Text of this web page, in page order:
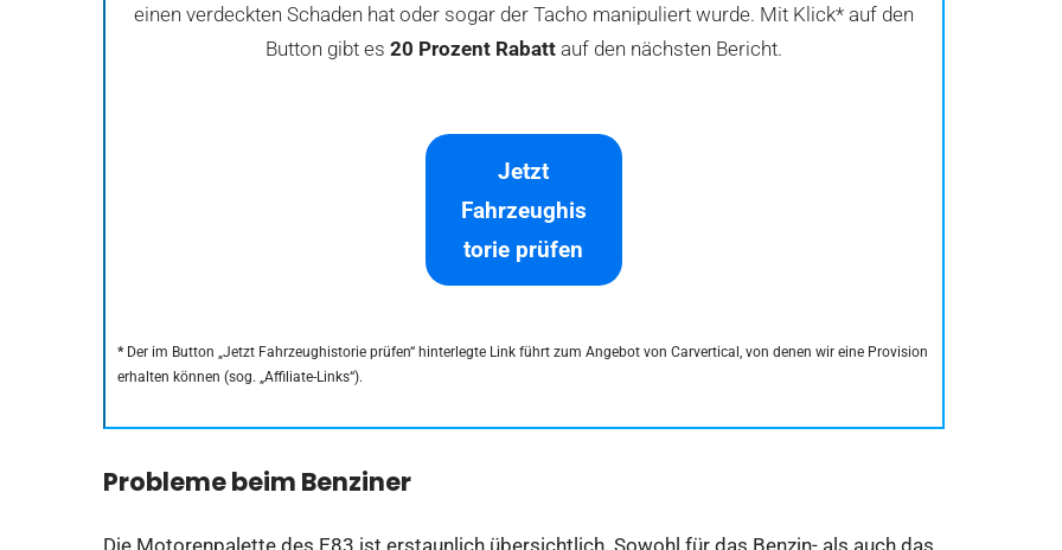
einen verdeckten Schaden hat oder sogar der Tacho manipuliert wurde. Mit Klick* auf den
Button gibt es 20 Prozent Rabatt auf den nächsten Bericht.
Jetzt
Fahrzeughis
torie prüfen
*Der im Button „Jetzt Fahrzeughistorie prüfen“ hinterlegte Link führt zum Angebot von Carvertical, von denen wir eine Provision
erhalten können (sog. „Affiliate-Links“).
Probleme beim Benziner
Die Motorenpalette des E83 ist erstaunlich übersichtlich. Sowohl für das Benzin- als auch das